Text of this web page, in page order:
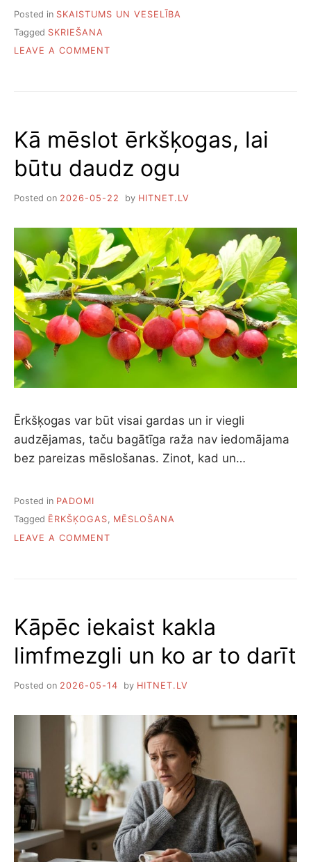
Posted in SKAISTUMS UN VESELĪBA
Tagged SKRIEŠANA
LEAVE A COMMENT
Kā mēslot ērkšķogas, lai
būtu daudz ogu
Posted on 2026-05-22 by HITNET.LV
Ērkšķogas var būt visai gardas un ir viegli
audzējamas, taču bagātīga raža nav iedomājama
bez pareizas mēslošanas. Zinot, kad un…
Posted in PADOMI
Tagged ĒRKŠĶOGAS, MĒSLOŠANA
LEAVE A COMMENT
DAUDZ
OGU
Kāpēc iekaist kakla
limfmezgli un ko ar to darīt
Posted on 2026-05-14 by HITNET.LV